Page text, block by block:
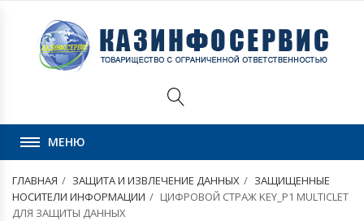
МЕНЮ
ГЛАВНАЯ ЗАЩИТА И ИЗВЛЕЧЕНИЕ ДАННЫХ
ЗАЩИЩЕННЫЕ
НОСИТЕЛИ ИНФОРМАЦИИ
ЦИФРОВОЙ СТРАЖ KEY_P1 MULTICLET
ДЛЯ ЗАЩИТЫ ДАННЫХ